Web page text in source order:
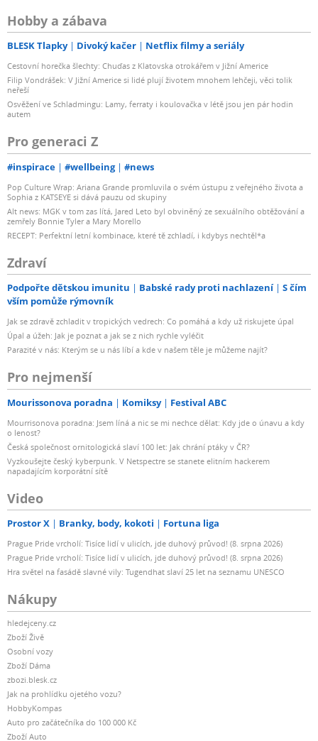
S pomocí tohoto parametru velmi rychle najdete
způsob, jak svým kytarám propůjčit dokonce ještě
zvučnější charakter. Po několika minutách
experimentování s impedančním přizpůsobením
nepochybně vytvoříte zvuk, který nádherně „padne“ do
Re-amplifikace snadno a rychle
Mnoho kytaristů, kteří se někdy snažili propojit své
zesilovače a efektové pedály s nahrávacím zařízením,
přišlo na to, že se ani v nejmenším nejedná o lehký úkol!
Potřebovali DI box a přerušovač zemní smyčky, který
eliminuje nežádoucí ruchy. V neposlední řadě také
museli neustále vše znovu odpojovat a přepojovat tak,
aby mohli nahrávat přímo nebo přes zesilovač.
AXE I/O tento proces zásadním způsobem zjednodušil –
a sice výstupem Amp Out. Jedná se o izolovaný výstup s
pro snadný přístup umístěn na předním panelu.
Takto stačí vlastně jen nahrát stopu s čistým zvukem vaší
kytary a až po té pomocí výstupu Amp Out
experimentovat s různými zesilovači, stompboxy a
mikrofony.
AXE I/O tak v rámci jednoho zařízení poskytuje
jednoduché a přímočaré řešení pro re-amplifikaci –
řešení, které šetří váš čas, peníze i energii. Nemluvě o
neomezených zvukových možnostech vašich kytarových
nahrávek…
Snadné propojení s AmpliTube a ještě mnohem více
AXE I/O nabízí řadu užitečných funkcí pro hráče, kteří
preferují řešení „vše v jednom“.
Za prvé: Pomocí ovladače Preset můžete velmi rychle a
snadno procházet presety v AmpliTube. Jediným
stisknutím pak preset zvolíte a načtete. Výběr presetu
tak můžete provést, aniž byste vzali do ruky myš.
Hobby a zábava
BLESK Tlapky Divoký kačer Netflix filmy a seriály
Cestovní horečka šlechty: Chuďas z Klatovska otrokářem v Jižní Americe
Filip Vondrášek: V Jižní Americe si lidé plují životem mnohem lehčeji, věci tolik
neřeší
Osvěžení ve Schladmingu: Lamy, ferraty i koulovačka v létě jsou jen pár hodin
autem
Pro generaci Z
#inspirace #wellbeing #news
Pop Culture Wrap: Ariana Grande promluvila o svém ústupu z veřejného života a
Sophia z KATSEYE si dává pauzu od skupiny
Alt news: MGK v tom zas lítá, Jared Leto byl obviněný ze sexuálního obtěžování a
zemřely Bonnie Tyler a Mary Morello
RECEPT: Perfektní letní kombinace, které tě zchladí, i kdybys nechtěl*a
Zdraví
Podpořte dětskou imunitu Babské rady proti nachlazení
S čím
vším pomůže rýmovník
Jak se zdravě zchladit v tropických vedrech: Co pomáhá a kdy už riskujete úpal
Úpal a úžeh: Jak je poznat a jak se z nich rychle vyléčit
Parazité v nás: Kterým se u nás líbí a kde v našem těle je můžeme najít?
Pro nejmenší
Mourissonova poradna Komiksy Festival ABC
Mourrisonova poradna: Jsem líná a nic se mi nechce dělat: Kdy jde o únavu a kdy
o lenost?
Česká společnost ornitologická slaví 100 let: Jak chrání ptáky v ČR?
Vyzkoušejte český kyberpunk. V Netspectre se stanete elitním hackerem
napadajícím korporátní sítě
Video
Prostor X Branky, body, kokoti Fortuna liga
Prague Pride vrcholí: Tisíce lidí v ulicích, jde duhový průvod! (8. srpna 2026)
Prague Pride vrcholí: Tisíce lidí v ulicích, jde duhový průvod! (8. srpna 2026)
Hra světel na fasádě slavné vily: Tugendhat slaví 25 let na seznamu UNESCO
Nákupy
hledejceny.cz
Zboží Živě
Osobní vozy
Zboží Dáma
zbozi.blesk.cz
Jak na prohlídku ojetého vozu?
HobbyKompas
Auto pro začátečníka do 100 000 Kč
Zboží Auto